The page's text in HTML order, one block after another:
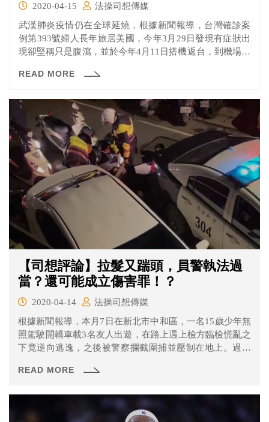
2020-04-15
法操司想傳媒
武漢肺炎疫情仍在全球延燒，根據新聞報導，台灣確診案
例第393號婦人長年旅居美國，今年3月29日發現有症狀出
現卻堅稱只是腹瀉，並於今年4月11日搭機返台，到機場後
健保身分的她，隔離費用由政（全）府（民）買單。
READ MORE
【司想評論】拉髮又踹頭，員警執法過
當？還可能成立傷害罪！？
2020-04-14
法操司想傳媒
根據新聞報導，本月7日在新北市中和區，一名15歲少年無
照駕駛開轎車載3名友人出遊，在路上遇上檢方臨檢慌亂之
下竟逆向逃逸，之後被警察攔截圍捕並壓制在地上。過程
頭髮大罵、甚至有一名少年被要求趴下時頭部遭到員警重
眾拍下影片並上傳網路。
READ MORE